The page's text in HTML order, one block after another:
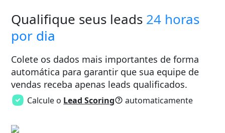
Qualifique seus leads 24 horas
por dia
Colete os dados mais importantes de forma
automática para garantir que sua equipe de
vendas receba apenas leads qualificados.
Calcule o Lead Scoring automaticamente